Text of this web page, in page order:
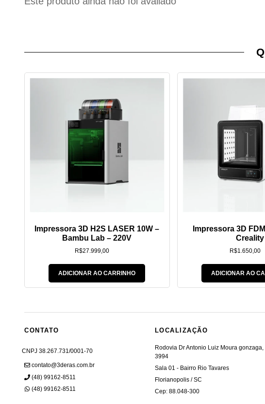
Impressora 3D H2S LASER 10W –
Bambu Lab – 220V
R$27.999,00
ADICIONAR AO CARRINHO
Impressora 3D
Creality
R$1.650,00
ADICIONAR AO
CONTATO
CNPJ 38.267.731/0001-70
contato@3deras.com.br
(48) 99162-8511
(48) 99162-8511
LOCALIZAÇÃO
Rodovia Dr Antonio Luiz Moura gonzaga,
3994
Sala 01 - Bairro Rio Tavares
Florianopolis / SC
Cep: 88.048-300